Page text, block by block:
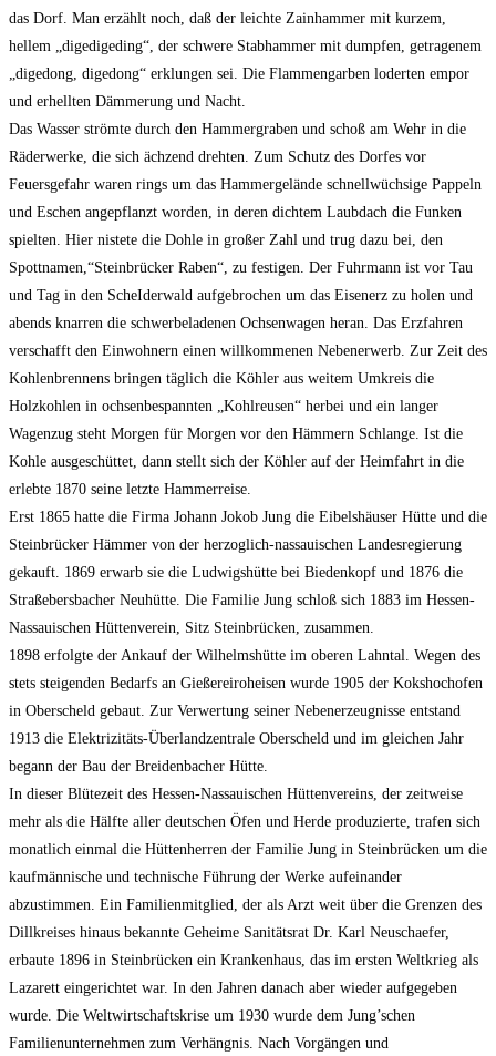
das Dorf. Man erzählt noch, daß der leichte Zainhammer mit kurzem,
hellem „digedigeding“, der schwere Stabhammer mit dumpfen, getragenem
„digedong, digedong“ erklungen sei. Die Flammengarben loderten empor
und erhellten Dämmerung und Nacht.
Das Wasser strömte durch den Hammergraben und schoß am Wehr in die
Räderwerke, die sich ächzend drehten. Zum Schutz des Dorfes vor
Feuersgefahr waren rings um das Hammergelände schnellwüchsige Pappeln
und Eschen angepflanzt worden, in deren dichtem Laubdach die Funken
spielten. Hier nistete die Dohle in großer Zahl und trug dazu bei, den
Spottnamen,“Steinbrücker Raben“, zu festigen. Der Fuhrmann ist vor Tau
und Tag in den ScheIderwald aufgebrochen um das Eisenerz zu holen und
abends knarren die schwerbeladenen Ochsenwagen heran. Das Erzfahren
verschafft den Einwohnern einen willkommenen Nebenerwerb. Zur Zeit des
Kohlenbrennens bringen täglich die Köhler aus weitem Umkreis die
Holzkohlen in ochsenbespannten „Kohlreusen“ herbei und ein langer
Wagenzug steht Morgen für Morgen vor den Hämmern Schlange. Ist die
Kohle ausgeschüttet, dann stellt sich der Köhler auf der Heimfahrt in die
erlebte 1870 seine letzte Hammerreise.
Erst 1865 hatte die Firma Johann Jokob Jung die Eibelshäuser Hütte und die
Steinbrücker Hämmer von der herzoglich-nassauischen Landesregierung
gekauft. 1869 erwarb sie die Ludwigshütte bei Biedenkopf und 1876 die
Straßebersbacher Neuhütte. Die Familie Jung schloß sich 1883 im Hessen-
Nassauischen Hüttenverein, Sitz Steinbrücken, zusammen.
1898 erfolgte der Ankauf der Wilhelmshütte im oberen Lahntal. Wegen des
stets steigenden Bedarfs an Gießereiroheisen wurde 1905 der Kokshochofen
in Oberscheld gebaut. Zur Verwertung seiner Nebenerzeugnisse entstand
1913 die Elektrizitäts-Überlandzentrale Oberscheld und im gleichen Jahr
begann der Bau der Breidenbacher Hütte.
In dieser Blütezeit des Hessen-Nassauischen Hüttenvereins, der zeitweise
mehr als die Hälfte aller deutschen Öfen und Herde produzierte, trafen sich
monatlich einmal die Hüttenherren der Familie Jung in Steinbrücken um die
kaufmännische und technische Führung der Werke aufeinander
abzustimmen. Ein Familienmitglied, der als Arzt weit über die Grenzen des
Dillkreises hinaus bekannte Geheime Sanitätsrat Dr. Karl Neuschaefer,
erbaute 1896 in Steinbrücken ein Krankenhaus, das im ersten Weltkrieg als
Lazarett eingerichtet war. In den Jahren danach aber wieder aufgegeben
wurde. Die Weltwirtschaftskrise um 1930 wurde dem Jung’schen
Familienunternehmen zum Verhängnis. Nach Vorgängen und